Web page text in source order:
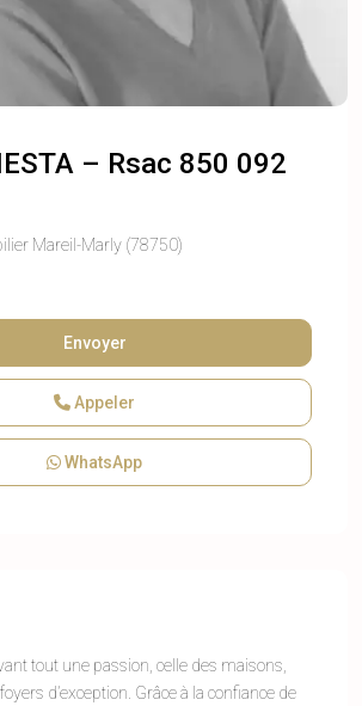
– Rsac 850 092
Mareil-Marly (78750)
Envoyer
Appeler
WhatsApp
tout une passion, celle des maisons,
d’exception. Grâce à la confiance de